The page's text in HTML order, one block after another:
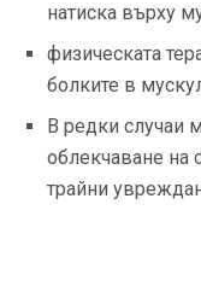
натиска върху
физическата
болките в
В редки случаи
облекчаване на
трайни